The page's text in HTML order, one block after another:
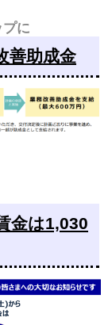
に
善助成金
金は1,030